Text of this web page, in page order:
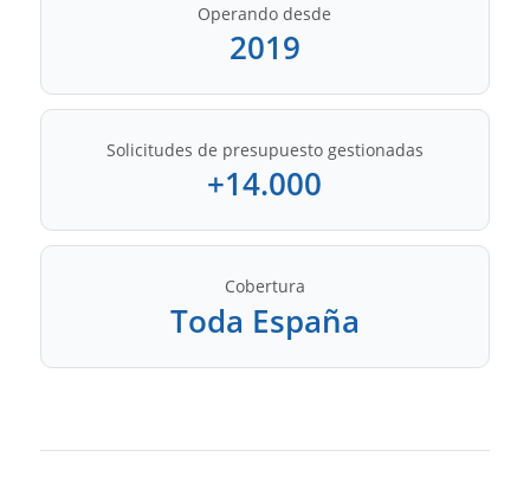
Operando desde
2019
Solicitudes de presupuesto gestionadas
+14.000
Cobertura
Toda España